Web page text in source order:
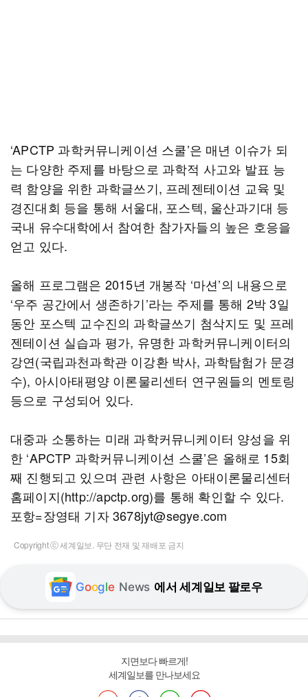
‘APCTP 과학커뮤니케이션 스쿨’은 매년 이슈가 되
는 다양한 주제를 바탕으로 과학적 사고와 발표 능
력 함양을 위한 과학글쓰기, 프레젠테이션 교육 및
경진대회 등을 통해 서울대, 포스텍, 울산과기대 등
국내 유수대학에서 참여한 참가자들의 높은 호응을
얻고 있다.
올해 프로그램은 2015년 개봉작 ‘마션’의 내용으로
‘우주 공간에서 생존하기’라는 주제를 통해 2박 3일
동안 포스텍 교수진의 과학글쓰기 첨삭지도 및 프레
젠테이션 실습과 평가, 유명한 과학커뮤니케이터의
강연(국립과천과학관 이강환 박사, 과학탐험가 문경
수), 아시아태평양 이론물리센터 연구원들의 멘토링
등으로 구성되어 있다.
대중과 소통하는 미래 과학커뮤니케이터 양성을 위
한 ‘APCTP 과학커뮤니케이션 스쿨’은 올해로 15회
째 진행되고 있으며 관련 사항은 아태이론물리센터
홈페이지(http://apctp.org)를 통해 확인할 수 있다.
포항=장영태 기자 3678jyt@segye.com
Copyright ⓒ 세계일보. 무단 전재 및 재배포 금지
Google News 에서 세계일보 팔로우
지면보다 빠르게!
세계일보를 만나보세요